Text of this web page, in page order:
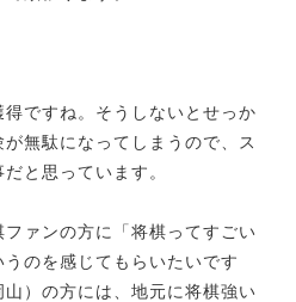
ですね。そうしないとせっか
無駄になってしまうので、ス
と思っています。
ァンの方に「将棋ってすごい
のを感じてもらいたいです
）の方には、地元に将棋強い